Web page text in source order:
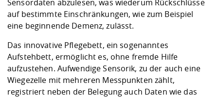
Sensordaten abzulesen, was wiederum Rückschlüsse
auf bestimmte Einschränkungen, wie zum Beispiel
eine beginnende Demenz, zulässt.
Das innovative Pflegebett, ein sogenanntes
Aufstehbett, ermöglicht es, ohne fremde Hilfe
aufzustehen. Aufwendige Sensorik, zu der auch eine
Wiegezelle mit mehreren Messpunkten zählt,
registriert neben der Belegung auch Daten wie das